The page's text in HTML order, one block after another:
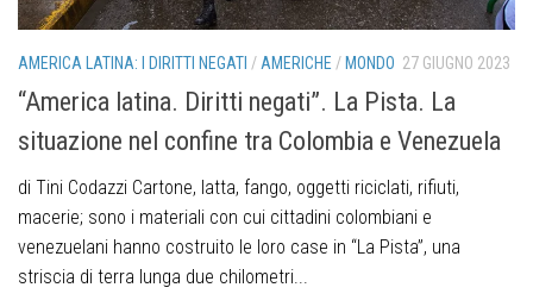
AMERICA LATINA: I DIRITTI NEGATI / AMERICHE / MONDO 27 GIUGNO 2023
“America latina. Diritti negati”. La Pista. La
situazione nel confine tra Colombia e Venezuela
di Tini Codazzi Cartone, latta, fango, oggetti riciclati, rifiuti,
macerie; sono i materiali con cui cittadini colombiani e
venezuelani hanno costruito le loro case in “La Pista”, una
striscia di terra lunga due chilometri...